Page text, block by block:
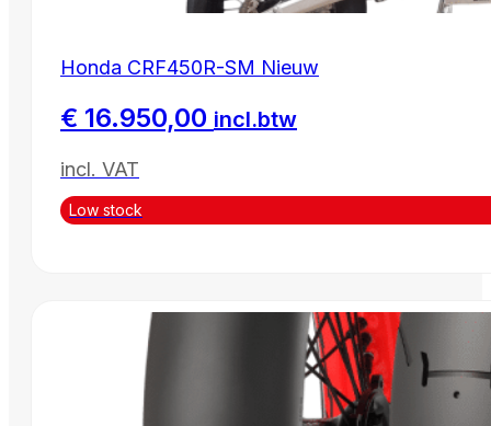
Honda CRF450R-SM Nieuw
€ 16.950,00 incl.btw
incl. VAT
Low stock